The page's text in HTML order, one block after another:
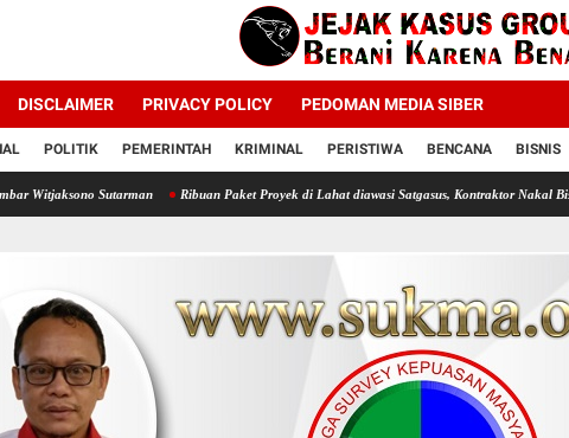
DISCLAIMER PRIVACY POLICY PEDOMAN MEDIA SIBER
POLITIK PEMERINTAH KRIMINAL PERISTIWA BENCANA BISNIS
Ribuan Paket Proyek di Lahat diawasi Satgasus, Kontraktor Nakal Bisa Terancam Bui